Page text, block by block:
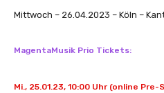
Mittwoch – 26.04.2023 – Köln –
MagentaMusik Prio Tickets:
Mi., 25.01.23, 10:00 Uhr (online